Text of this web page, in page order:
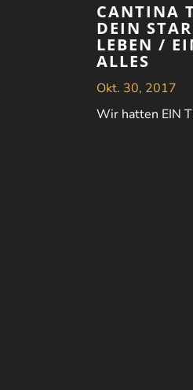
CANTINA
DEIN
LEBEN /
ALLES
Okt. 30, 2017
Wir hatten EIN